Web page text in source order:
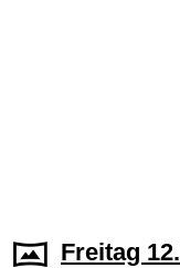
Freitag